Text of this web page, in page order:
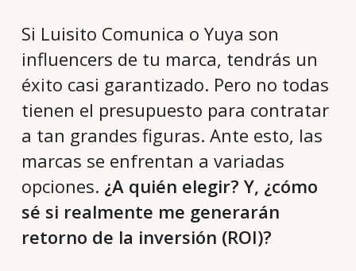
Si Luisito Comunica o Yuya son
influencers de tu marca, tendrás un
éxito casi garantizado. Pero no todas
tienen el presupuesto para contratar
a tan grandes figuras. Ante esto, las
marcas se enfrentan a variadas
opciones. ¿A quién elegir? Y, ¿cómo
sé si realmente me generarán
retorno de la inversión (ROI)?